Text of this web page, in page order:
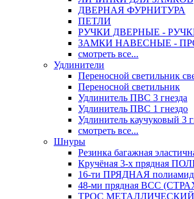
ДВЕРНАЯ ФУРНИТУРА
ПЕТЛИ
РУЧКИ ДВЕРНЫЕ -
ЗАМКИ НАВЕСНЫЕ -
смотреть все...
Удлинители
Переносной светильник
Переносной светильник
Удлинитель ПВС 3 гнезда
Удлинитель ПВС 1 гнездо
Удлинитель каучуковый 3
смотреть все...
Шнуры
Резинка багажная
Кручёная 3-х прядная
16-ти ПРЯДНАЯ
48-ми прядная ВСС
ТРОС МЕТАЛЛИЧЕСКИЙ